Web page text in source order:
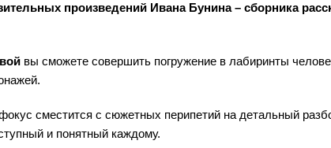
произведений Ивана Бунина – сборника
вы сможете совершить погружение в лабиринты
сместится с сюжетных перипетий на детальный
и понятный каждому.